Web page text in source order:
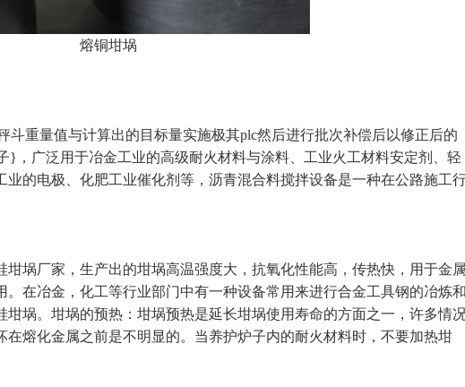
熔铜坩埚
重量值与计算出的目标量实施极其plc然后进行批次补偿后以修正后的
}，广泛用于冶金工业的高级耐火材料与涂料、工业火工材料安定剂、轻
业的电极、化肥工业催化剂等，沥青混合料搅拌设备是一种在公路施工
埚厂家，生产出的坩埚高温强度大，抗氧化性能高，传热快，用于金
。在冶金，化工等行业部门中有一种设备常用来进行合金工具钢的冶炼
埚。坩埚的预热：坩埚预热是延长坩埚使用寿命的方面之一，许多情
熔化金属之前是不明显的。当养护炉子内的耐火材料时，不要加热坩